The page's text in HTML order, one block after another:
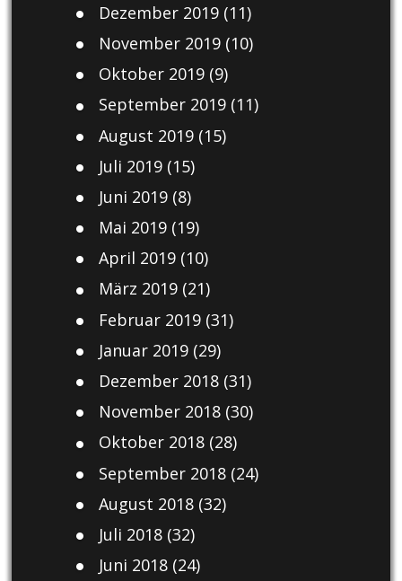
Dezember 2019(11)
November 2019(10)
Oktober 2019(9)
September 2019(11)
August 2019(15)
Juli 2019(15)
Juni 2019(8)
Mai 2019(19)
April 2019(10)
März 2019(21)
Februar 2019(31)
Januar 2019(29)
Dezember 2018(31)
November 2018(30)
Oktober 2018(28)
September 2018(24)
August 2018(32)
Juli 2018(32)
Juni 2018(24)